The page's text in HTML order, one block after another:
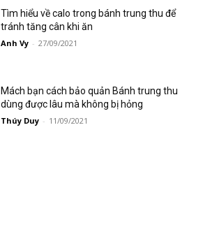
Tìm hiểu về calo trong bánh trung thu để
tránh tăng cân khi ăn
Anh Vy - 27/09/2021
Mách bạn cách bảo quản Bánh trung thu
dùng được lâu mà không bị hỏng
Thúy Duy - 11/09/2021